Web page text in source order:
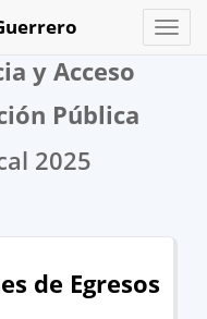
Toggle
y Acceso
Pública
2025
de Egresos